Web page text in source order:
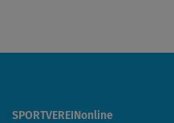
SPORTVEREINonline